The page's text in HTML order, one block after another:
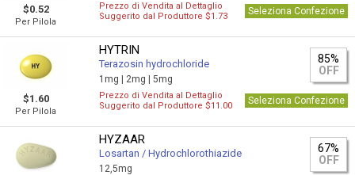
$0.52
Per Pilola
Prezzo di Vendita al Dettaglio
Suggerito dal Produttore $1.73
Seleziona Confezione
$1.60
Per Pilola
HYTRIN
Terazosin hydrochloride
1mg | 2mg |5mg
85%
OFF
Prezzo di Vendita al Dettaglio
Suggerito dal Produttore $11.00
Seleziona Confezione
HYZAAR
Losartan / Hydrochlorothiazide
12,5mg
67%
OFF